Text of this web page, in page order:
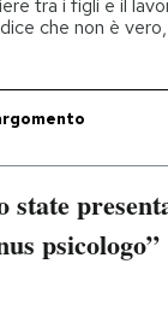
tra i figli e il
che non è
state
psicologo”